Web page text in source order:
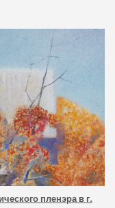
пленэра в г.